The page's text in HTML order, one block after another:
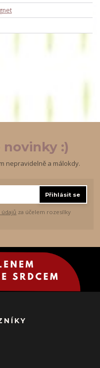
:)
nepravidelně a málokdy.
Přihlásit se
za účelem rozesílky